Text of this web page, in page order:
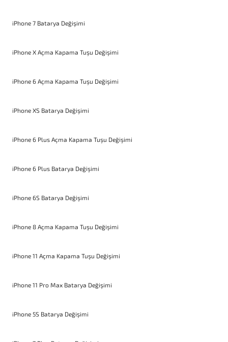
iPhone 7 Batarya Değişimi
iPhone X Açma Kapama Tuşu Değişimi
iPhone 6 Açma Kapama Tuşu Değişimi
iPhone XS Batarya Değişimi
iPhone 6 Plus Açma Kapama Tuşu Değişimi
iPhone 6 Plus Batarya Değişimi
iPhone 6S Batarya Değişimi
iPhone 8 Açma Kapama Tuşu Değişimi
iPhone 11 Açma Kapama Tuşu Değişimi
iPhone 11 Pro Max Batarya Değişimi
iPhone 5S Batarya Değişimi